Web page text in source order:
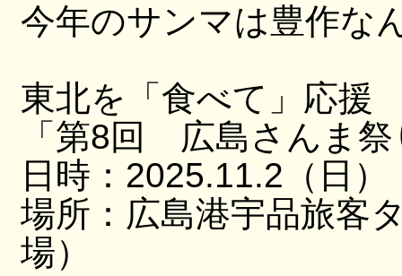
今年のサンマは豊作な
東北を「食べて」応援
「第8回 広島さんま祭
日時：2025.11.2（日
場所：広島港宇品旅客
場）